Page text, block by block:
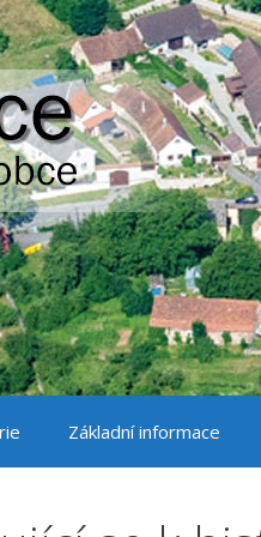
Základní informace